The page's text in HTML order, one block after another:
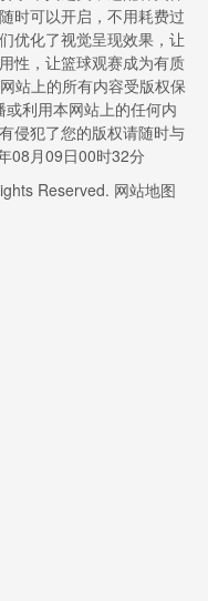
时可以开启，不用耗费过
优化了视觉呈现效果，让
性，让篮球观赛成为有质
站上的所有内容受版权保
利用本网站上的任何内
侵犯了您的版权请随时与
08月09日00时32分
Reserved. 网站地图